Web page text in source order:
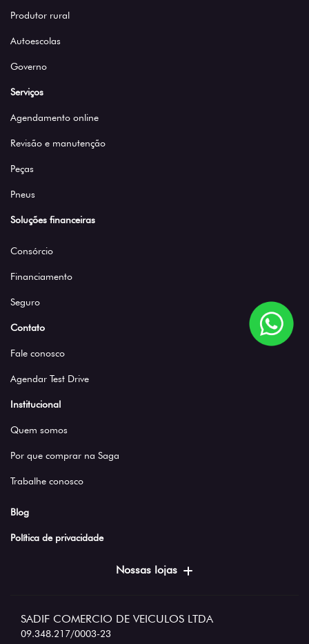
Produtor rural
Autoescolas
Governo
Serviços
Agendamento online
Revisão e manutenção
Peças
Pneus
Soluções financeiras
Consórcio
Financiamento
Seguro
Contato
Fale conosco
Agendar Test Drive
Institucional
Quem somos
Por que comprar na Saga
Trabalhe conosco
Blog
Política de privacidade
Nossas lojas
SADIF COMERCIO DE VEICULOS LTDA
09.348.217/0003-23